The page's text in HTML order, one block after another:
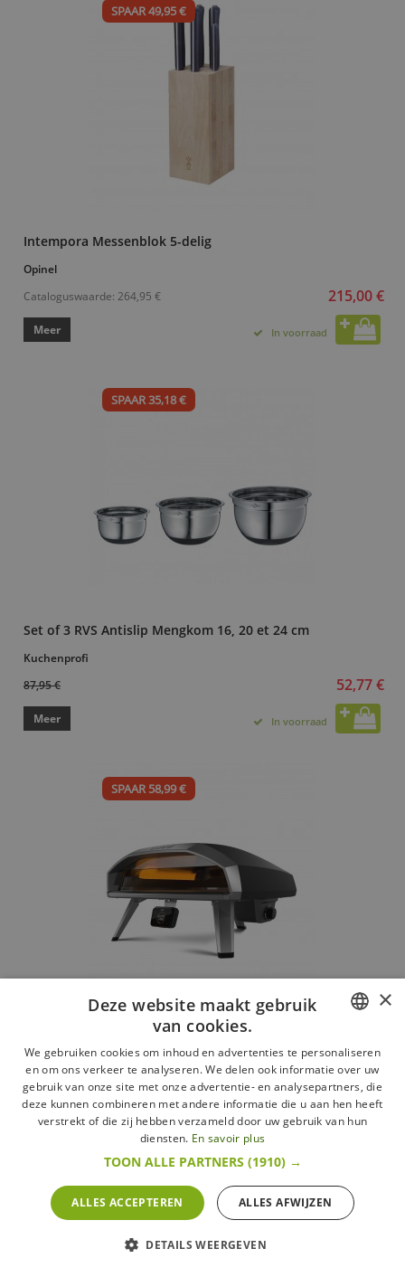
SPAAR 49,95 €
Intempora Messenblok 5-delig
Opinel
Cataloguswaarde: 264,95 € 215,00 €
Meer In voorraad
SPAAR 35,18 €
Set of 3 RVS Antislip Mengkom 16, 20 et 24 cm
Kuchenprofi
87,95 €
52,77 €
Meer In voorraad
SPAAR 58,99 €
Koda 2 Pro Gas Pizzaoven Zwart 68x65x39 cm
Ooni
Cataloguswaarde:699,00 € 640,01 €
Meer Op bestelling
FRENCH
ENGLISH
×
Deze website maakt gebruik
van cookies.
We gebruiken cookies om inhoud en advertenties te personaliseren
en om ons verkeer te analyseren. We delen ook informatie over uw
gebruik van onze site met onze advertentie- en analysepartners, die
deze kunnen combineren met andere informatie die u aan hen heeft
verstrekt of die zij hebben verzameld door uw gebruik van hun
diensten. En savoir plus
TOON ALLE PARTNERS (1910) →
ALLES ACCEPTEREN ALLES AFWIJZEN
DETAILS WEERGEVEN